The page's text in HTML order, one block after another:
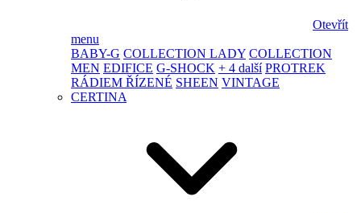
Otevřít
menu
BABY-G COLLECTION LADY COLLECTION
MEN EDIFICE G-SHOCK + 4 další PROTREK
RÁDIEM ŘÍZENÉ SHEEN VINTAGE
CERTINA